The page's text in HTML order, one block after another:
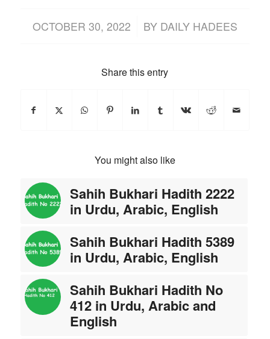
OCTOBER 30, 2022
/ BY DAILY HADEES
Share this entry
You might also like
Sahih Bukhari Hadith 2222
in Urdu, Arabic, English
Sahih Bukhari Hadith 5389
in Urdu, Arabic, English
Sahih Bukhari Hadith No
412 in Urdu, Arabic and
English